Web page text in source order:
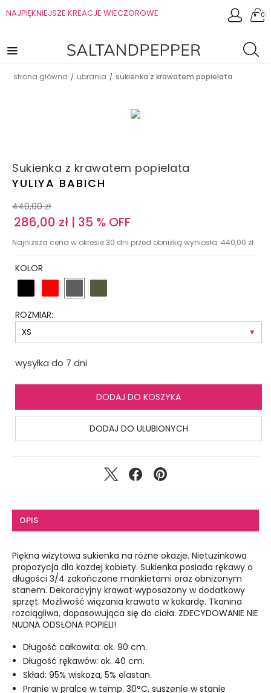
NAJPIĘKNIEJSZE KREACJE WIECZOROWE 0
strona główna / ubrania / sukienka z krawatem popielata
Sukienka z krawatem popielata
YULIYA BABICH
440,00 zł
286,00 zł | 35 % OFF
Najniższa cena w okresie 30 dni przed obniżką wyniosła: 440,00 zł
KOLOR
ROZMIAR:
wysyłka do 7 dni
DODAJ DO KOSZYKA
DODAJ DO ULUBIONYCH
OPIS
Piękna wizytowa sukienka na różne okazje. Nietuzinkowa
propozycja dla każdej kobiety. Sukienka posiada rękawy o
długości 3/4 zakończone mankietami oraz obniżonym
stanem. Dekoracyjny krawat wyposażony w dodatkowy
sprzęt. Możliwość wiązania krawata w kokardę. Tkanina
rozciągliwa, dopasowująca się do ciała. ZDECYDOWANIE NIE
NUDNA ODSŁONA POPIELI!
Długość całkowita: ok. 90 cm.
Długość rękawów: ok. 40 cm.
Skład: 95% wiskoza, 5% elastan.
Pranie w pralce w temp. 30°C, suszenie w stanie